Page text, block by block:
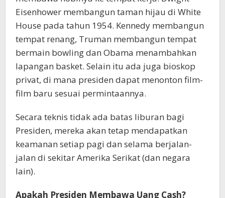
Eisenhower membangun taman hijau di White
House pada tahun 1954. Kennedy membangun
tempat renang, Truman membangun tempat
bermain bowling dan Obama menambahkan
lapangan basket. Selain itu ada juga bioskop
privat, di mana presiden dapat menonton film-
film baru sesuai permintaannya.
Secara teknis tidak ada batas liburan bagi
Presiden, mereka akan tetap mendapatkan
keamanan setiap pagi dan selama berjalan-
jalan di sekitar Amerika Serikat (dan negara
lain).
Apakah Presiden Membawa Uang Cash?